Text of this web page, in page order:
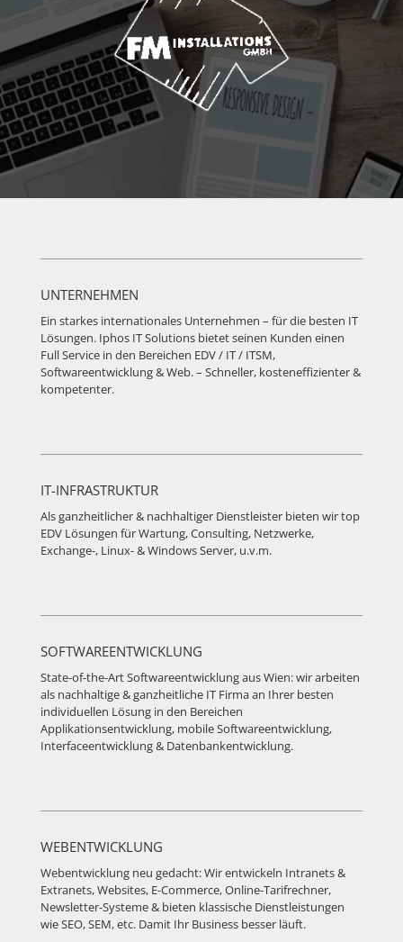
UNTERNEHMEN
Ein starkes internationales Unternehmen – für die besten IT
Lösungen. Iphos IT Solutions bietet seinen Kunden einen
Full Service in den Bereichen EDV / IT / ITSM,
Softwareentwicklung & Web. – Schneller, kosteneffizienter &
kompetenter.
IT-INFRASTRUKTUR
Als ganzheitlicher & nachhaltiger Dienstleister bieten wir top
EDV Lösungen für Wartung, Consulting, Netzwerke,
Exchange-, Linux- & Windows Server, u.v.m.
SOFTWAREENTWICKLUNG
State-of-the-Art Softwareentwicklung aus Wien: wir arbeiten
als nachhaltige & ganzheitliche IT Firma an Ihrer besten
individuellen Lösung in den Bereichen
Applikationsentwicklung, mobile Softwareentwicklung,
Interfaceentwicklung & Datenbankentwicklung.
WEBENTWICKLUNG
Webentwicklung neu gedacht: Wir entwickeln Intranets &
Extranets, Websites, E-Commerce, Online-Tarifrechner,
Newsletter-Systeme & bieten klassische Dienstleistungen
wie SEO, SEM, etc. Damit Ihr Business besser läuft.